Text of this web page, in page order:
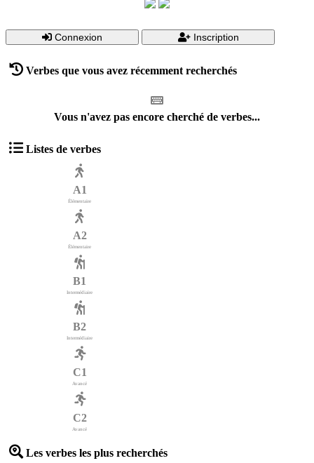
Connexion Inscription
Verbes que vous avez récemment recherchés
Vous n'avez pas encore cherché de verbes...
Listes de verbes
A1
Élémentaire
A2
Élémentaire
B1
Intermédiaire
B2
Intermédiaire
C1
Avancé
C2
Avancé
Les verbes les plus recherchés